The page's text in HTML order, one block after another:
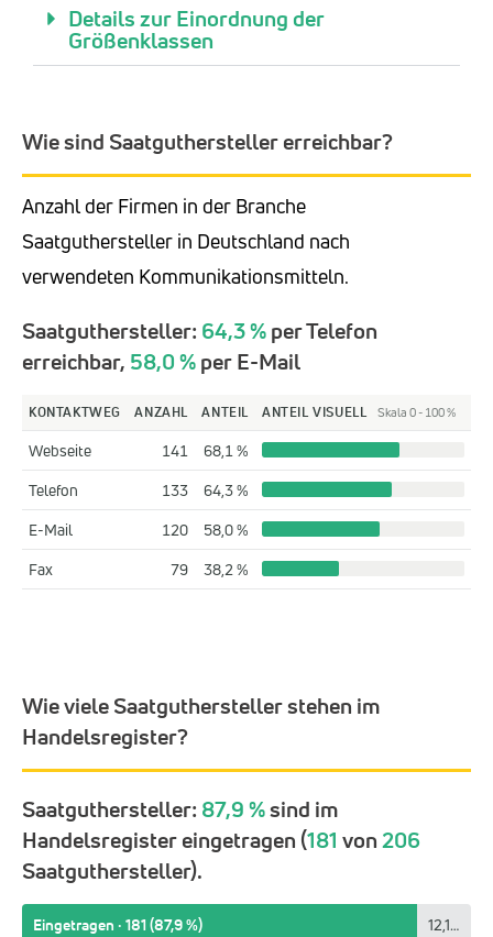
Details zur Einordnung der
Größenklassen
Wie sind Saatguthersteller erreichbar?
Anzahl der Firmen in der Branche
Saatguthersteller in Deutschland nach
verwendeten Kommunikationsmitteln.
Saatguthersteller: 64,3 %per Telefon
erreichbar, 58,0 %per E-Mail
KONTAKTWEG ANZAHL ANTEIL ANTEIL VISUELL Skala 0 - 100 %
Webseite 141
68,1 %
Telefon
133
64,3 %
E-Mail
120
58,0 %
Fax
79 38,2 %
Wie viele Saatguthersteller stehen im
Handelsregister?
Saatguthersteller: 87,9 %sind im
Handelsregister eingetragen (181 von206
Saatguthersteller).
Eingetragen · 181 (87,9 %) 12,1 %